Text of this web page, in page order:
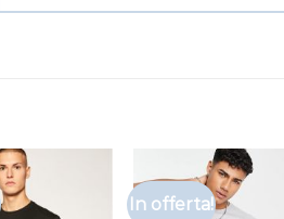
In offerta!